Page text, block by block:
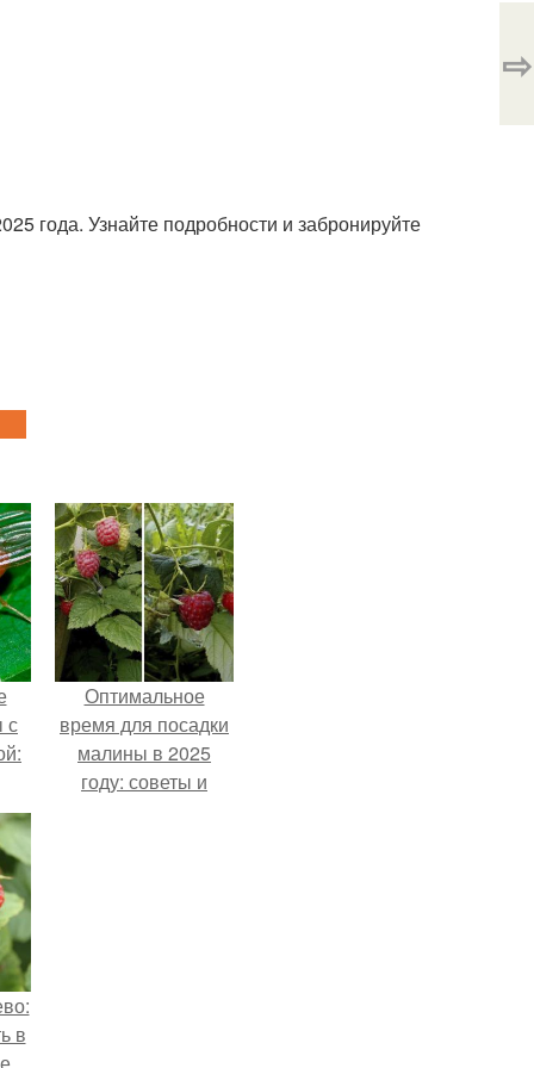
года. Узнайте подробности и забронируйте
⇨
с
Оптимальное
время для посадки
малины в 2025
году: советы и
в